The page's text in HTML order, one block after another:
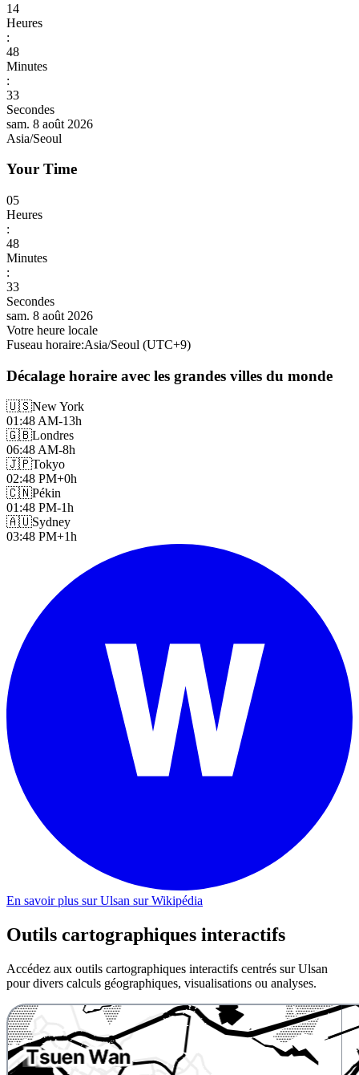
14
Heures
:
48
Minutes
:
35
Secondes
sam. 8 août 2026
Asia/Seoul
Your Time
05
Heures
:
48
Minutes
:
35
Secondes
sam. 8 août 2026
Votre heure locale
Fuseau horaire:Asia/Seoul (UTC+9)
Décalage horaire avec les grandes villes du monde
🇺🇸New York
01:48 AM-13h
🇬🇧Londres
06:48 AM-8h
🇯🇵Tokyo
02:48 PM+0h
🇨🇳Pékin
01:48 PM-1h
🇦🇺Sydney
03:48 PM+1h
En savoir plus sur Ulsan sur Wikipédia
Outils cartographiques interactifs
Accédez aux outils cartographiques interactifs centrés sur Ulsan
pour divers calculs géographiques, visualisations ou analyses.